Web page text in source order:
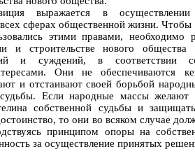
выражается в
всех сферах общественной жизни. Чтобы
этими правами, необходимо
и строительстве нового общества
и суждений, в соответствии
Они не обеспечиваются
и отстаивают своей борьбой
судьбы. Если народные массы желают
собственной судьбы и
то они во всяком случае
принципом опоры на
за осуществление принятых